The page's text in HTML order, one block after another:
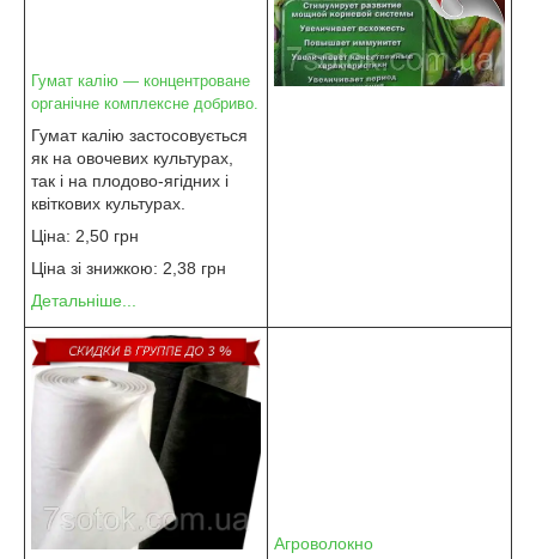
Гумат калію — концентроване
органічне комплексне добриво.
Гумат калію застосовується
як на овочевих культурах,
так і на плодово-ягідних і
квіткових культурах.
Ціна: 2,50 грн
Ціна зі знижкою: 2,38 грн
Детальніше...
Агроволокно